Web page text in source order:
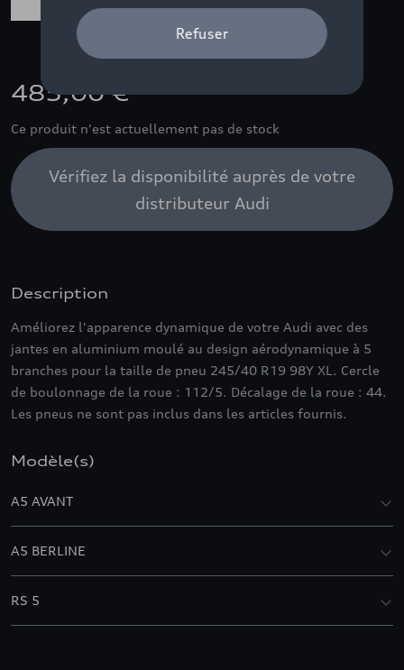
485,00 €
Ce produit n'est actuellement pas de stock
Vérifiez la disponibilité auprès de votre
distributeur Audi
Description
Améliorez l'apparence dynamique de votre Audi avec des
jantes en aluminium moulé au design aérodynamique à 5
branches pour la taille de pneu 245/40 R19 98Y XL. Cercle
de boulonnage de la roue : 112/5. Décalage de la roue : 44.
Les pneus ne sont pas inclus dans les articles fournis.
Modèle(s)
A5 AVANT
A5 BERLINE
RS 5